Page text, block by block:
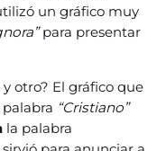
un gráfico muy
para presentar
otro? El gráfico que
“Cristiano”
la palabra